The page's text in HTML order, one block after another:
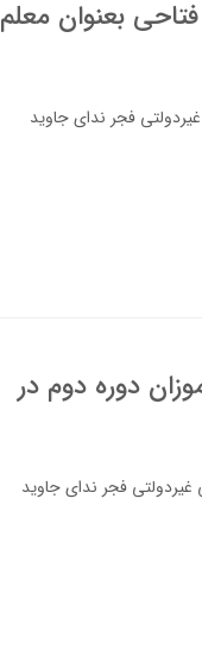
بعنوان معلم
فجر ندای جاوید
دوره دوم در
فجر ندای جاوید